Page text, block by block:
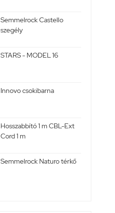
Semmelrock Castello
szegély
STARS - MODEL 16
Innovo csokibarna
Hosszabbító 1 m CBL-Ext
Cord 1 m
Semmelrock Naturo térkő